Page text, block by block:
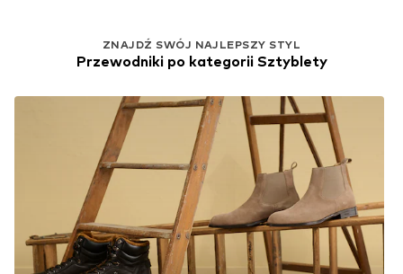
ZNAJDŹ SWÓJ NAJLEPSZY STYL
Przewodniki po kategorii Sztyblety